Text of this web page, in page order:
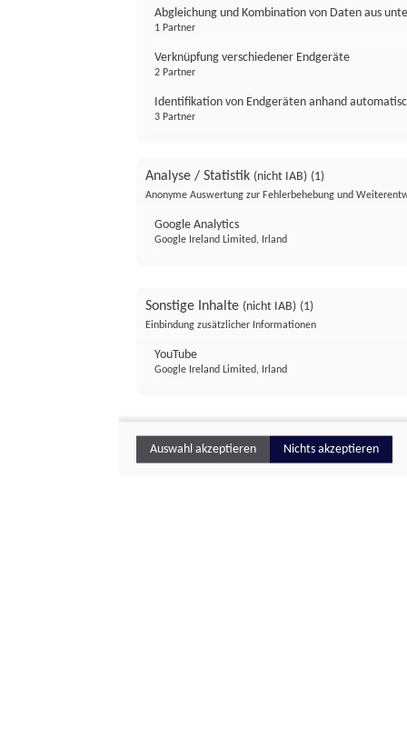
Abgleichung und Kombination von Daten aus
1 Partner
Verknüpfung verschiedener Endgeräte
2 Partner
Identifikation von Endgeräten anhand
3 Partner
Analyse / Statistik (nicht IAB) (1)
Anonyme Auswertung zur Fehlerbehebung und
Google Analytics
Google Ireland Limited, Irland
Sonstige Inhalte (nicht IAB) (1)
Einbindung zusätzlicher Informationen
YouTube
Google Ireland Limited, Irland
Auswahl akzeptieren Nichts akzeptieren